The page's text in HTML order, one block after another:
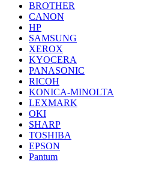
BROTHER
CANON
HP
SAMSUNG
XEROX
KYOCERA
PANASONIC
RICOH
KONICA-MINOLTA
LEXMARK
OKI
SHARP
TOSHIBA
EPSON
Pantum